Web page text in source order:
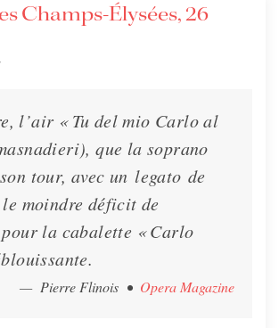
Champs-Élysées, 26
l’air «Tu del mio Carlo al
), que la soprano
tour, avec un legatode
le moindre déficit de
la cabalette «Carlo
— Pierre Flinois • Opera Magazine